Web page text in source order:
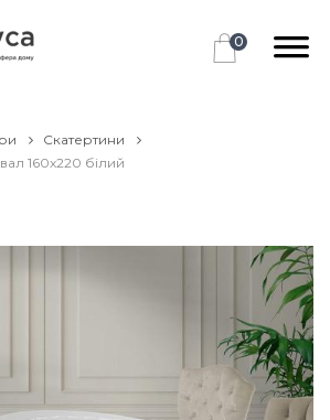
0
Скатертини
160x220 білий